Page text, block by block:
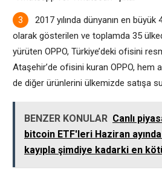
2017 yılında dünyanın en
olarak gösterilen ve toplamda 35
yürüten OPPO, Türkiye’deki ofisini
Ataşehir’de ofisini kuran OPPO, hem
de diğer ürünlerini ülkemizde satışa
BENZER KONULAR Canlı
bitcoin ETF'leri Haziran
kayıpla şimdiye kadarki en